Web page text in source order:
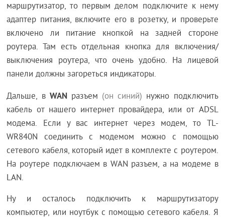
маршрутизатор, то первым делом подключите к нему
адаптер питания, включите его в розетку, и проверьте
включено ли питание кнопкой на задней стороне
роутера. Там есть отдельная кнопка для включения/
выключения роутера, что очень удобно. На лицевой
панели должны загореться индикаторы.
Дальше, в WANразъем (он синий) нужно подключить
кабель от нашего интернет провайдера, или от ADSL
модема. Если у вас интернет через модем, то TL-
WR840N соединить с модемом можно с помощью
сетевого кабеля, который идет в комплекте с роутером.
На роутере подключаем в WAN разъем, а на модеме в
LAN.
Ну и осталось подключить к маршрутизатору
компьютер, или ноутбук с помощью сетевого кабеля. Я